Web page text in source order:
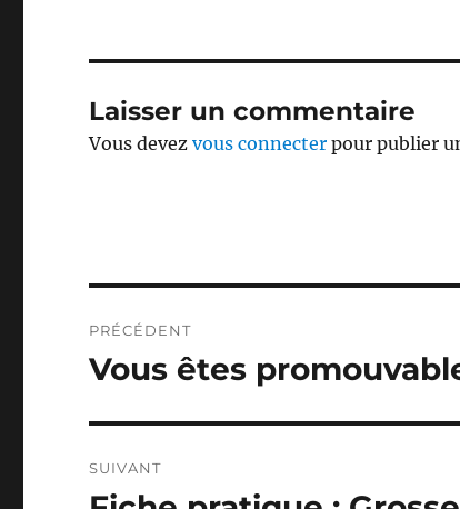
Laisser un commentaire
Vous devezvous connecter pour publier
de
PRÉCÉDENT
Publication
Vous êtes
SUIVANT
Publication